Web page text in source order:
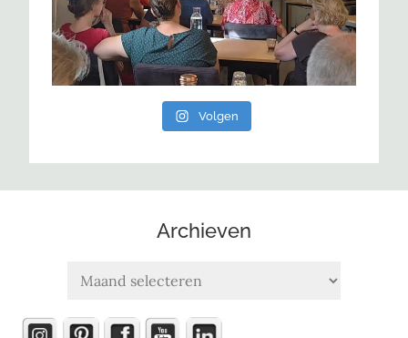
Volgen
Archieven
Archieven